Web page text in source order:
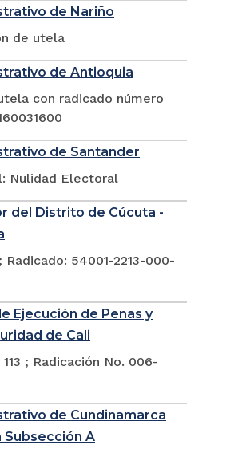
de Nariño
de utela
de Antioquia
con radicado número
de Santander
Nulidad Electoral
del Distrito de Cúcuta -
54001-2213-000-
Ejecución de Penas y
de Cali
; Radicación No. 006-
de Cundinamarca
Subsección A